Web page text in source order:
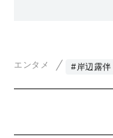
エンタメ #岸辺露伴